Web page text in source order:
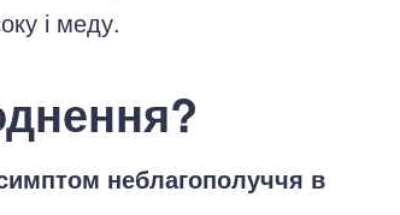
і меду.
неблагополуччя в